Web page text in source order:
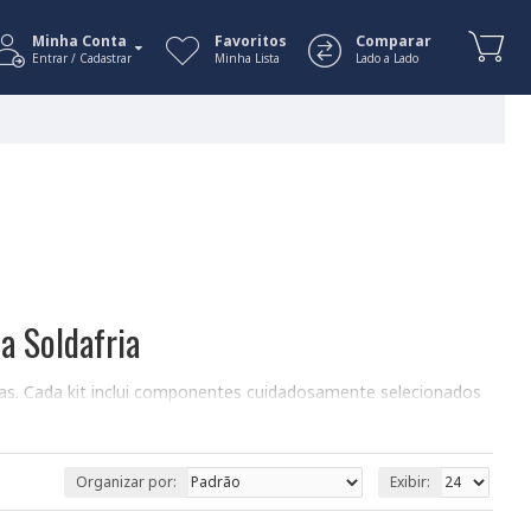
Minha Conta
Entrar / Cadastrar
Favoritos
Minha Lista
Comparar
Lado a Lado
Soldafria
Cada kit inclui componentes cuidadosamente selecionados
Organizar por: Exibir: